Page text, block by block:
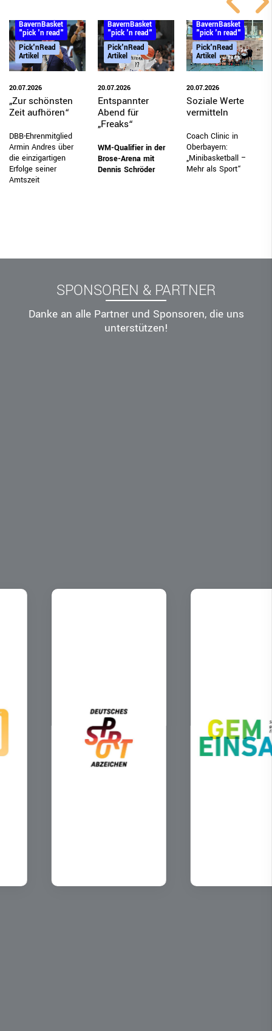
BayernBasket
"pick 'n read"
Pick'nRead
Artikel
20.07.2026
„Zur schönsten
Zeit aufhören“
DBB-Ehrenmitglied
Armin Andres über
die einzigartigen
Erfolge seiner
Amtszeit
BayernBasket
"pick 'n read"
Pick'nRead
Artikel
20.07.2026
Entspannter
Abend für
„Freaks“
WM-Qualifier in der
Brose-Arena mit
Dennis Schröder
BayernBasket
"pick 'n read"
Pick'nRead
Artikel
20.07.2026
Soziale Werte
vermitteln
Coach Clinic in
Oberbayern:
„Minibasketball –
Mehr als Sport“
SPONSOREN & PARTNER
Danke an alle Partner und Sponsoren, die uns
unterstützen!